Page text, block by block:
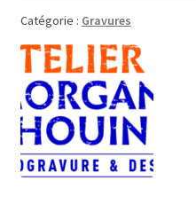
Catégorie : Gravures